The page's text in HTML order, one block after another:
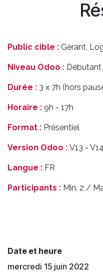
Public cible : Gérant,
Niveau Odoo :
Durée : 3 x 7h (hors
Horaire : 9h - 17h
Format : Présentiel
Version Odoo : V13 -
Langue : FR
Participants : Min. 2 /
Date et heure
mercredi 15 juin 2022